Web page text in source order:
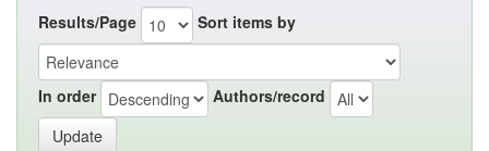
Results/Page Sort items by
In order Authors/record